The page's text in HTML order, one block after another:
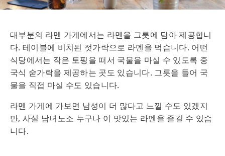
대부분의 라멘 가게에서는 라멘을 그릇에 담아 제공합니
다. 테이블에 비치된 젓가락으로 라멘을 먹습니다. 어떤
식당에서는 작은 토핑을 떠서 국물을 마실 수 있도록 중
국식 숟가락을 제공하는 곳도 있습니다. 그릇을 들어 국
물을 직접 마실 수도 있습니다.
라멘 가게에 가보면 남성이 더 많다고 느낄 수도 있겠지
만, 사실 남녀노소 누구나 이 맛있는 라멘을 즐길 수 있습
니다.